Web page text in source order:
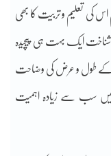
اس کی تعلیم و تربیت کا بھی
ایک بہت ہی پیچیدہ
کے طول و عرض کی وضاحت
میں سب سے زیادہ اہمیت